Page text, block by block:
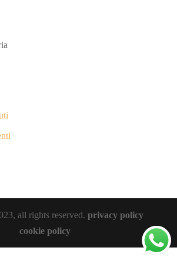
all rights reserved.privacy policy
cookie policy